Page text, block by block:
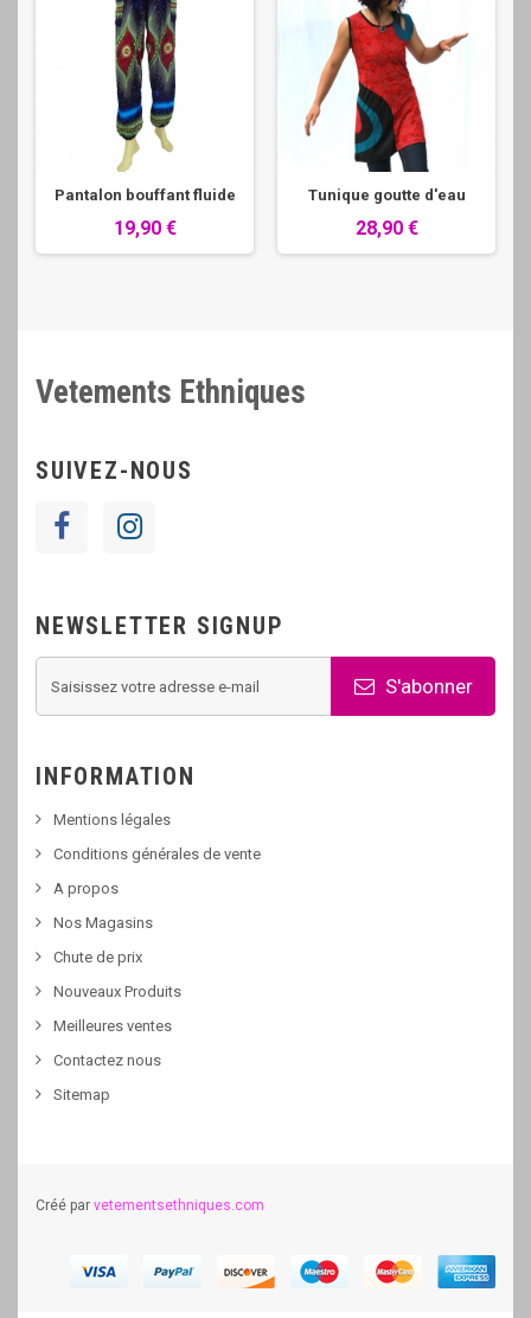
Pantalon bouffant fluide
19,90 €
Tunique goutte d'eau
28,90 €
Vetements Ethniques
SUIVEZ-NOUS
NEWSLETTER SIGNUP
S'abonner
INFORMATION
Mentions légales
Conditions générales de vente
A propos
Nos Magasins
Chute de prix
Nouveaux Produits
Meilleures ventes
Contactez nous
Sitemap
Créé par vetementsethniques.com